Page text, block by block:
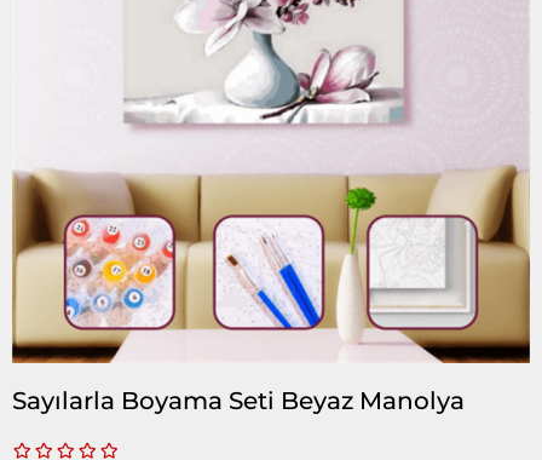
Sayılarla Boyama Seti Beyaz Manolya